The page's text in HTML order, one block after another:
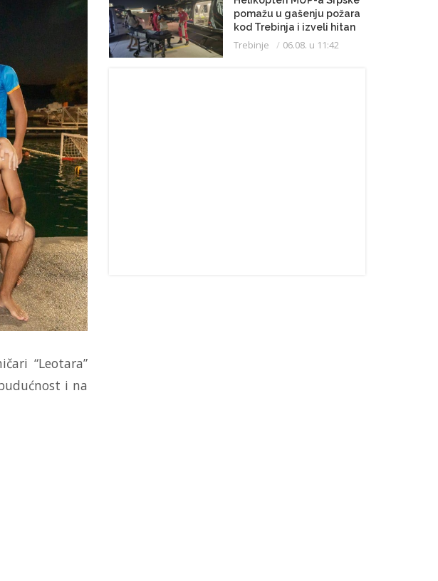
“Leotara”
i na
pomažu u gašenju požara
kod Trebinja i izveli hitan
medicinski let do
Beograda
Trebinje 06.08. u 11:42